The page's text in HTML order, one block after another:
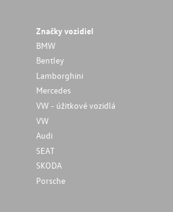
Značky vozidiel
BMW
Bentley
Lamborghini
Mercedes
VW - úžitkové vozidlá
VW
Audi
SEAT
SKODA
Porsche